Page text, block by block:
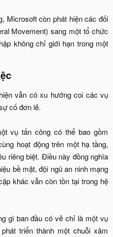
Microsoft còn phát hiện các đối
Movement) sang một tổ chức
không chỉ giới hạn trong một
vẫn có xu hướng coi các vụ
cố đơn lẻ.
vụ tấn công có thể bao gồm
hoạt động trên một hạ tầng,
riêng biệt. Điều này đồng nghĩa
bề mặt, đội ngũ an ninh mạng
khác vẫn còn tồn tại trong hệ
gì ban đầu có vẻ chỉ là một vụ
triển thành một chuỗi xâm